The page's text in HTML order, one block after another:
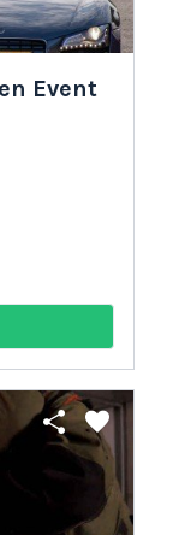
Event
share favorite